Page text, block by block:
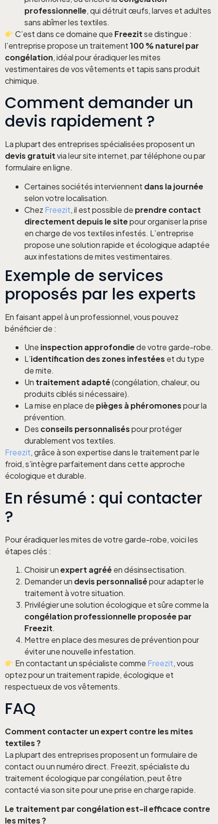
professionnelle, qui détruit œufs, larves et adultes
sans abîmer les textiles.
C’est dans ce domaine que Freezitse distingue :
l’entreprise propose un traitement100 % naturel par
congélation, idéal pour éradiquer les mites
vestimentaires de vos vêtements et tapis sans produit
chimique.
Comment demander un
devis rapidement ?
La plupart des entreprises spécialisées proposent un
devis gratuitvia leur site internet, par téléphone ou par
formulaire en ligne.
Certaines sociétés interviennent dans la journée
selon votre localisation.
Chez Freezit, il est possible de prendre contact
directement depuis le sitepour organiser la prise
en charge de vos textiles infestés. L’entreprise
propose une solution rapide et écologique adaptée
aux infestations de mites vestimentaires.
Exemple de services
proposés par les experts
En faisant appel à un professionnel, vous pouvez
bénéficier de :
Une inspection approfondiede votre garde-robe.
L’identification des zones infestées et du type
de mite.
Un traitement adapté(congélation, chaleur, ou
produits ciblés si nécessaire).
La mise en place de pièges à phéromonespour la
prévention.
Des conseils personnaliséspour protéger
durablement vos textiles.
Freezit, grâce à son expertise dans le traitement par le
froid, s’intègre parfaitement dans cette approche
écologique et durable.
En résumé : qui contacter
?
Pour éradiquer les mites de votre garde-robe, voici les
étapes clés :
Choisir unexpert agréé en désinsectisation.
Demander un devis personnalisépour adapter le
traitement à votre situation.
Privilégier une solution écologique et sûre comme la
congélation professionnelle proposée par
Freezit.
Mettre en place des mesures de prévention pour
éviter une nouvelle infestation.
En contactant un spécialiste comme Freezit, vous
optez pour un traitement rapide, écologique et
respectueux de vos vêtements.
FAQ
Comment contacter un expert contre les mites
textiles ?
La plupart des entreprises proposent un formulaire de
contact ou un numéro direct. Freezit, spécialiste du
traitement écologique par congélation, peut être
contacté via son site pour une prise en charge rapide.
Le traitement par congélation est-il efficace contre
les mites ?